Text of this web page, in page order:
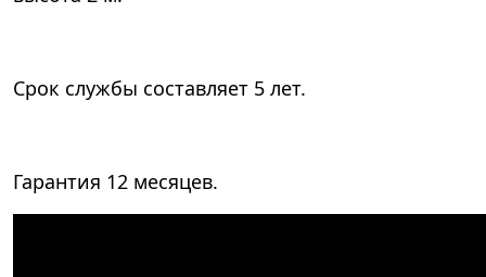
Срок службы составляет 5 лет.
Гарантия 12 месяцев.